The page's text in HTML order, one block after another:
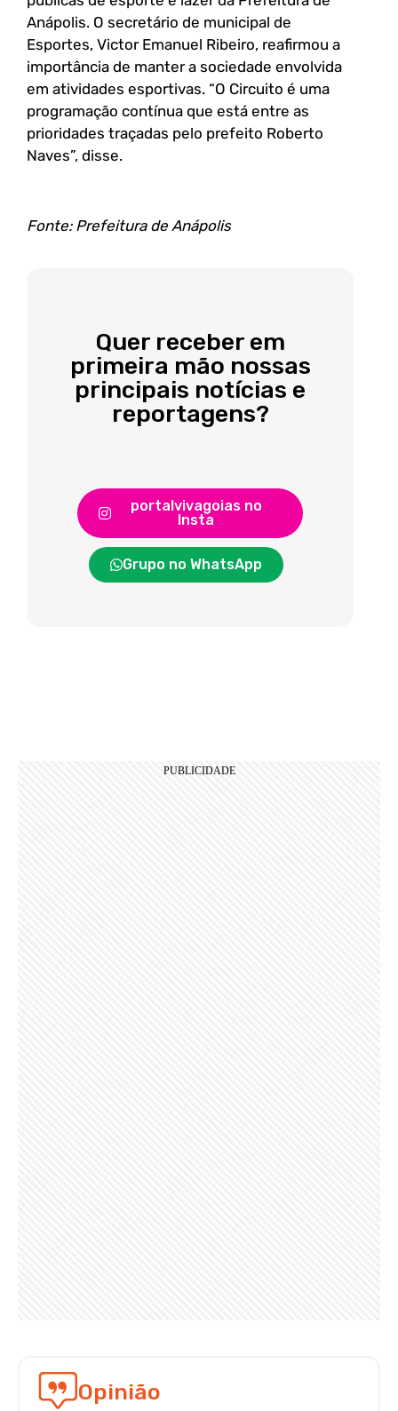
Anápolis. O secretário de municipal de
Esportes, Victor Emanuel Ribeiro, reafirmou a
importância de manter a sociedade envolvida
em atividades esportivas. “O Circuito é uma
programação contínua que está entre as
prioridades traçadas pelo prefeito Roberto
Naves”, disse.
Fonte: Prefeitura de Anápolis
Quer receber em
primeira mão nossas
principais notícias e
reportagens?
portalvivagoias no
Insta
Grupo no WhatsApp
Opinião